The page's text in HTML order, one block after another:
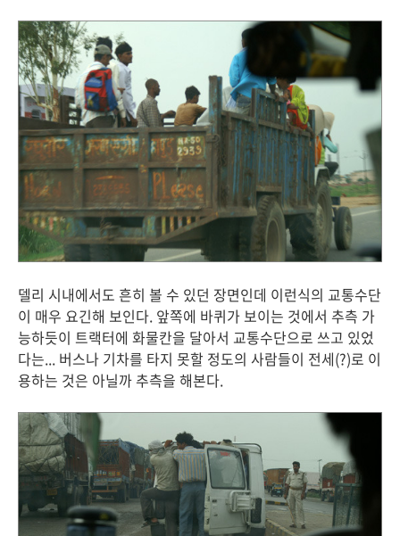
델리 시내에서도 흔히 볼 수 있던 장면인데 이런식의 교통수단
이 매우 요긴해 보인다. 앞쪽에 바퀴가 보이는 것에서 추측 가
능하듯이 트랙터에 화물칸을 달아서 교통수단으로 쓰고 있었
다는... 버스나 기차를 타지 못할 정도의 사람들이 전세(?)로 이
용하는 것은 아닐까 추측을 해본다.